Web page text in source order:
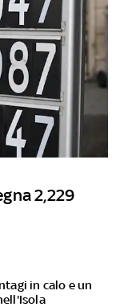
2,229
in calo e un